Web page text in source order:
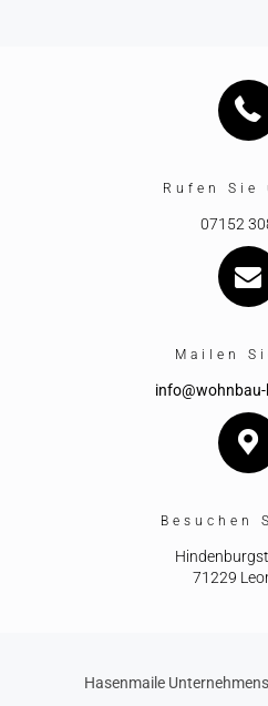
Rufen Sie
07152
Mailen
Besuchen
71229
Hasenmaile